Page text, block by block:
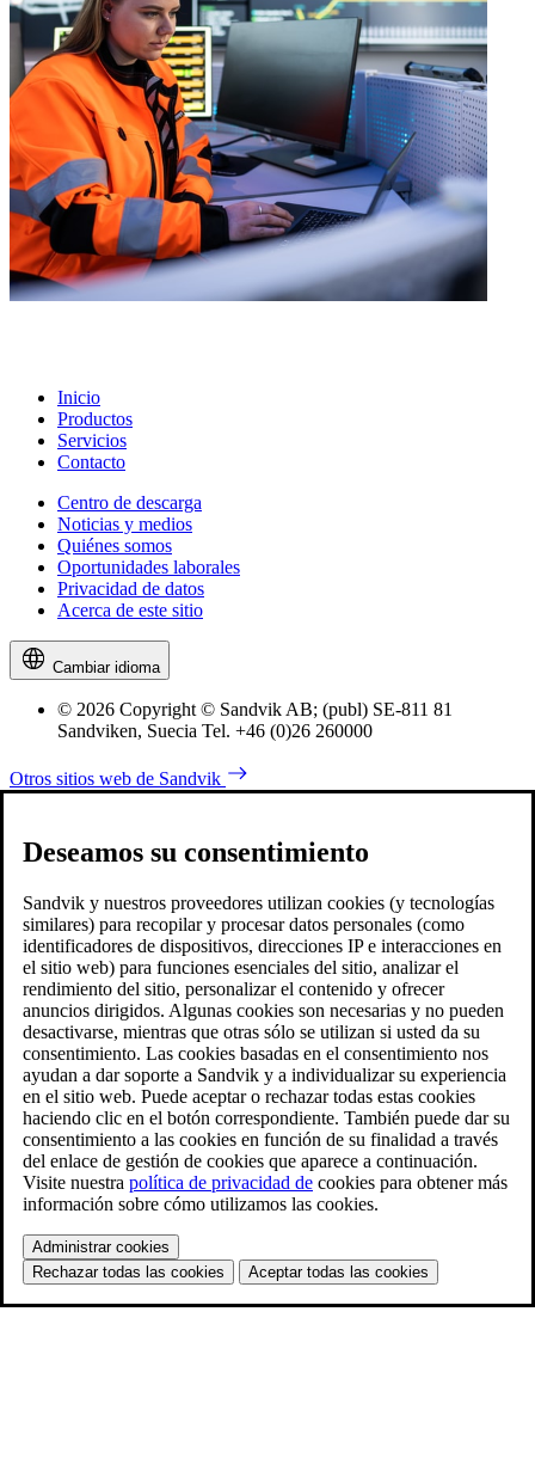
Inicio
Productos
Servicios
Contacto
Centro de descarga
Noticias y medios
Quiénes somos
Oportunidades laborales
Privacidad de datos
Acerca de este sitio
Cambiar idioma
© 2026 Copyright © Sandvik AB; (publ) SE-811 81
Sandviken, Suecia Tel. +46 (0)26 260000
Otros sitios web de Sandvik
Deseamos su consentimiento
Sandvik y nuestros proveedores utilizan cookies (y tecnologías
similares) para recopilar y procesar datos personales (como
identificadores de dispositivos, direcciones IP e interacciones en
el sitio web) para funciones esenciales del sitio, analizar el
rendimiento del sitio, personalizar el contenido y ofrecer
anuncios dirigidos. Algunas cookies son necesarias y no pueden
desactivarse, mientras que otras sólo se utilizan si usted da su
consentimiento. Las cookies basadas en el consentimiento nos
ayudan a dar soporte a Sandvik y a individualizar su experiencia
en el sitio web. Puede aceptar o rechazar todas estas cookies
haciendo clic en el botón correspondiente. También puede dar su
consentimiento a las cookies en función de su finalidad a través
del enlace de gestión de cookies que aparece a continuación.
Visite nuestra política de privacidad de cookies para obtener más
información sobre cómo utilizamos las cookies.
Administrar cookies
Rechazar todas las cookies
Aceptar todas las cookies